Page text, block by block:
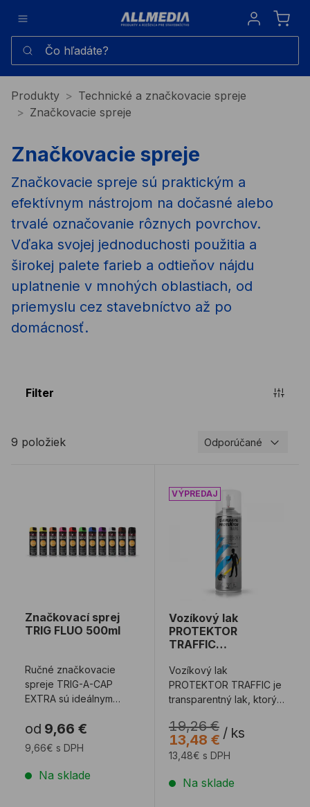
Sign in
Čo hľadáte?
Produkty
Technické a značkovacie spreje
Značkovacie spreje
Značkovacie spreje
Značkovacie spreje sú praktickým a
efektívnym nástrojom na dočasné alebo
trvalé označovanie rôznych povrchov.
Vďaka svojej jednoduchosti použitia a
širokej palete farieb a odtieňov nájdu
uplatnenie v mnohých oblastiach, od
priemyslu cez stavebníctvo až po
domácnosť.
Filter
9 položiek Odporúčané
Značkovací sprej TRIG FLUO 500ml
Značkovací sprej
TRIG FLUO 500ml
Ručné značkovacie
spreje TRIG-A-CAP
EXTRA sú ideálnym
stavebnú firmu,
geodetov, ...
od 9,66 €
9,66€ s DPH
Na sklade
Vozíkový lak
Vozíkový lak
PROTEKTOR
TRAFFIC
Vozíkový lak
PROTEKTOR TRAFFIC je
transparentný lak, ktorý
interiérové ​​podlah ...
19,26 €
13,48 € / ks
13,48€ s DPH
Na sklade